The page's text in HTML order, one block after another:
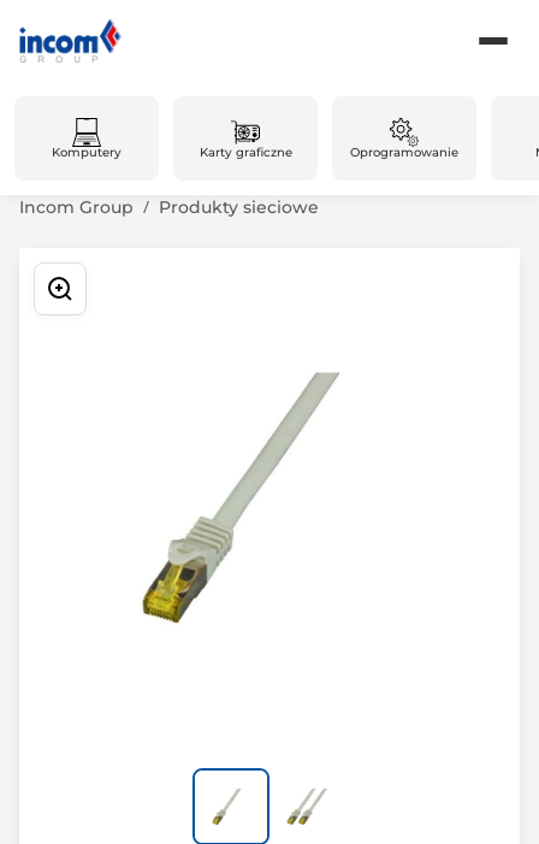
Komputery Karty graficzne Oprogramowanie
Incom Group Produkty sieciowe